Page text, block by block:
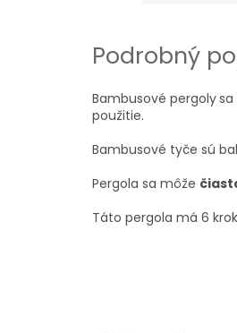
Podrobný
Bambusové pergolysa
použitie.
Bambusové tyče sú
Pergola sa môže
Táto pergola má 6